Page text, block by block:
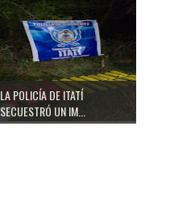
LA POLICÍA DE ITATÍ
SECUESTRÓ UN IM...